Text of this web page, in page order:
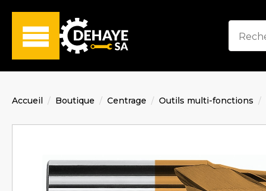
Accueil Boutique Centrage Outils multi-fonctions